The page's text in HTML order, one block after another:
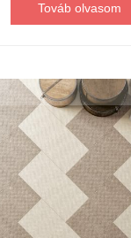
Továb olvasom